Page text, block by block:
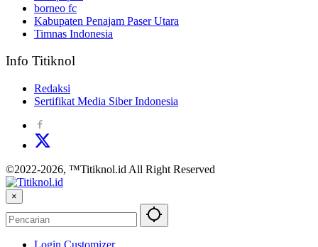
borneo fc
Kabupaten Penajam Paser Utara
Timnas Indonesia
Info Titiknol
Redaksi
Sertifikat Media Siber Indonesia
©2022-2026, ™Titiknol.id All Right Reserved
×
Login Customizer